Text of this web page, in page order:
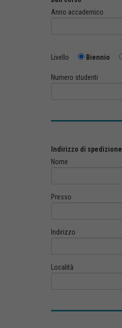
Anno accademico
Livello Biennio
Numero studenti
Indirizzo di spedizione
Nome
Presso
Indirizzo
Località